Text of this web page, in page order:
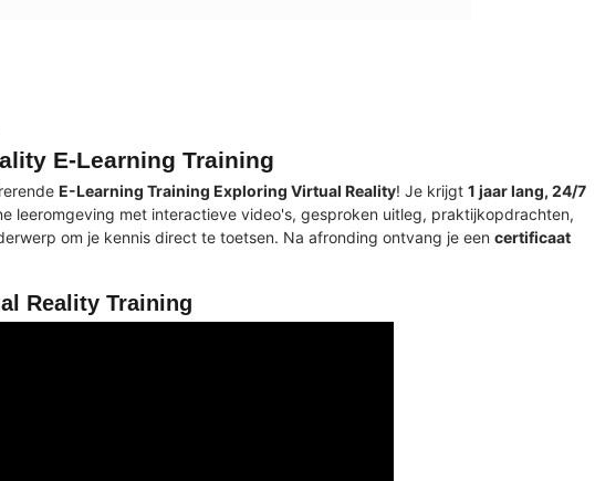
E-Learning Training
E-Learning Training Exploring Virtual Reality! Je krijgt 1 jaar lang, 24/7
leeromgeving met interactieve video's, gesproken uitleg, praktijkopdrachten,
om je kennis direct te toetsen. Na afronding ontvang je een certificaat
Reality Training